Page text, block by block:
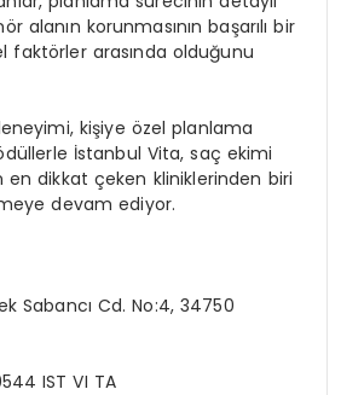
alanın korunmasının başarılı bir
arasında olduğunu
kişiye özel planlama
ödüllerle İstanbul Vita, saç ekimi
en dikkat çeken kliniklerinden biri
devam ediyor.
Sabancı Cd. No:4, 34750
IST VI TA